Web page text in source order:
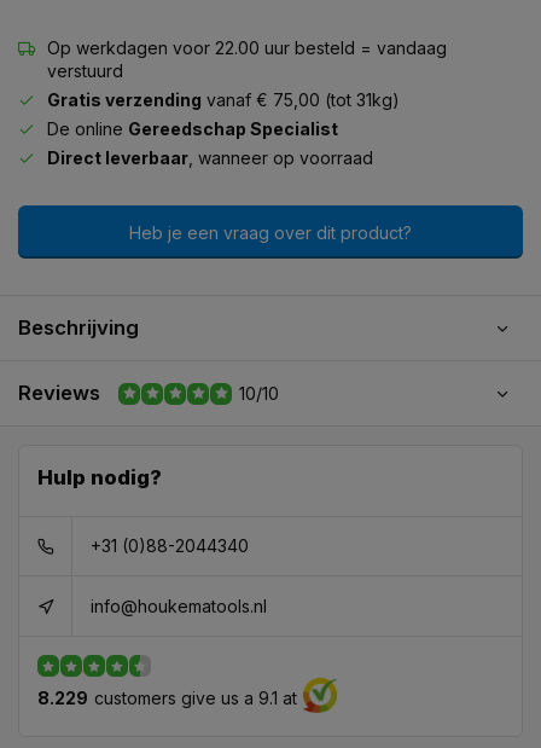
Op werkdagen voor 22.00 uur besteld = vandaag
verstuurd
Gratis verzending vanaf € 75,00 (tot 31kg)
De online Gereedschap Specialist
Direct leverbaar , wanneer op voorraad
Heb je een vraag over dit product?
Beschrijving
Reviews 10/10
Hulp nodig?
+31 (0)88-2044340
info@houkematools.nl
8.229 customers give us a 9.1 at